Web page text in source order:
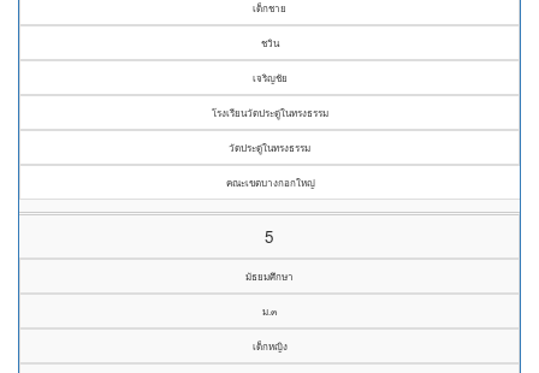
เด็กชาย
ชวิน
เจริญชัย
โรงเรียนวัดประดู่ในทรงธรรม
วัดประดู่ในทรงธรรม
คณะเขตบางกอกใหญ่
5
มัธยมศึกษา
ม.๓
เด็กหญิง